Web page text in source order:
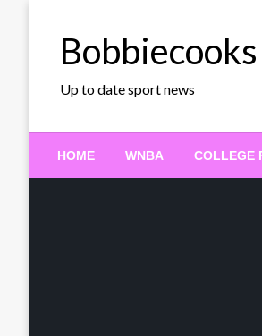
Up to date sport news
HOME WNBA COLLEGE